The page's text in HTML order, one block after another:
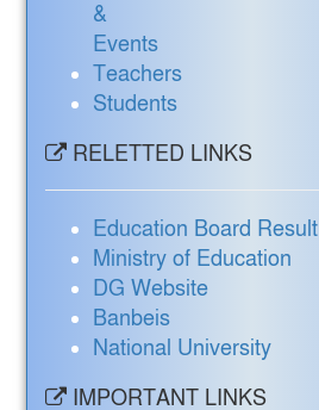
&
Events
Teachers
Students
RELETTED LINKS
Education Board Result
Ministry of Education
DG Website
Banbeis
National University
IMPORTANT LINKS